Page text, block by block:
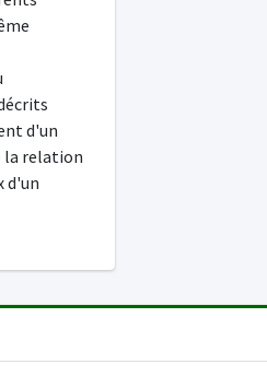
d'un
la relation
d'un